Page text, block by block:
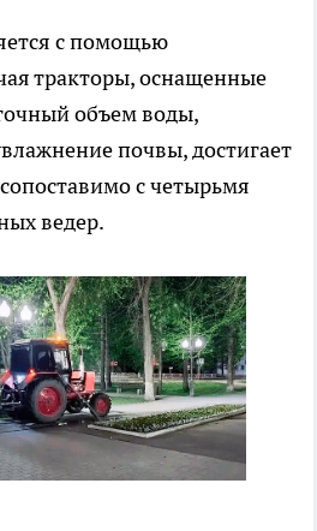
с помощью
тракторы, оснащенные
объем воды,
почвы, достигает
с четырьмя
ведер.